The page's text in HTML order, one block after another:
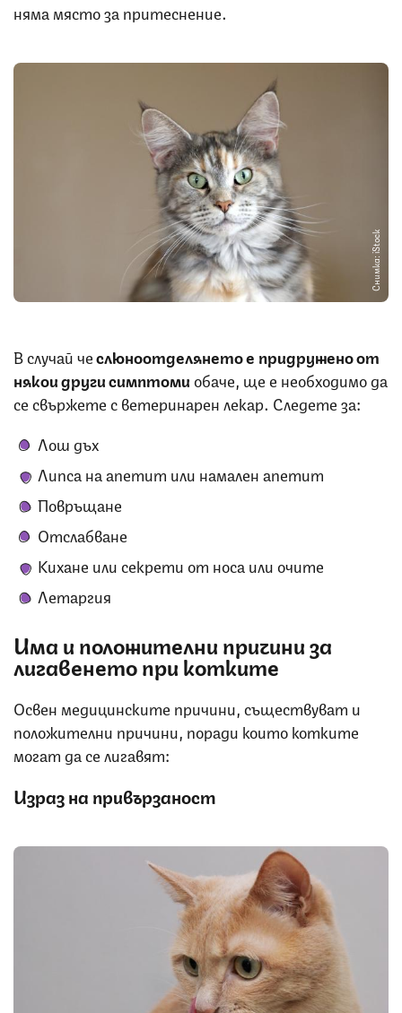
няма място за притеснение.
Снимка: iStock
В случай чеслюноотделянето е придружено от
някои други симптомиобаче, ще е необходимо да
се свържете с ветеринарен лекар. Следете за:
Лош дъх
Липса на апетит или намален апетит
Повръщане
Отслабване
Кихане или секрети от носа или очите
Летаргия
Има и положителни причини за
лигавенето при котките
Освен медицинските причини, съществуват и
положителни причини, поради които котките
могат да се лигавят:
Израз на привързаност